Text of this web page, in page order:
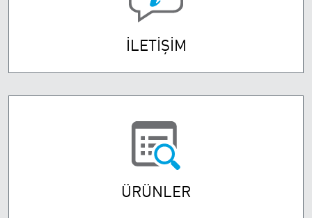
İLETİŞİM
ÜRÜNLER